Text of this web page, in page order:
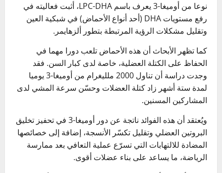
نوعا من أوميغا-3 يعرف باسم LPC-DHA، أثبت فعاليته في
رفع مستويات DHA (أحد أنواع الأحماض) في شبكية العين
وتقليل مشكلات الرؤية المرتبطة بتطور ألزهايمر.
كما تظهر الأبحاث أن هذه الأحماض تلعب دورا مهما في
الحفاظ على الكتلة العضلية، خاصة لدى كبار السن. فقد
وجدت دراسة أن تناول 2000 ملليغرام من أوميغا-3 يوميا
لمدة ستة أشهر زاد كتلة العضلات وحسّن سرعة المشي لدى
المشاركين المسنين.
ويُعتقد أن هذه الفوائد ناتجة عن دور أوميغا-3 في تحفيز تخليق
البروتين العضلي وتقليل تكسّر الأنسجة، إضافة إلى خصائصها
المضادة للالتهابات التي تسرّع عملية التعافي بعد ممارسة
الرياضة، ما يساعد على بناء عضلات أقوى.